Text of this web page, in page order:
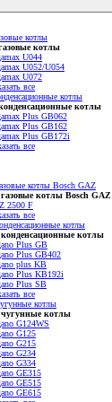
котлы
котлы
U044
U052/U054
U072
все
котлы
котлы
Plus GB062
Plus GB162
Plus GB172i
все
котлы Bosch GAZ
котлы Bosch GAZ
2500 F
все
котлы
котлы
Plus GB
Plus GB402
plus KB
Plus KB192i
Plus SB
все
котлы
котлы
G124WS
G125
G215
G234
G334
GE315
GE515
GE615